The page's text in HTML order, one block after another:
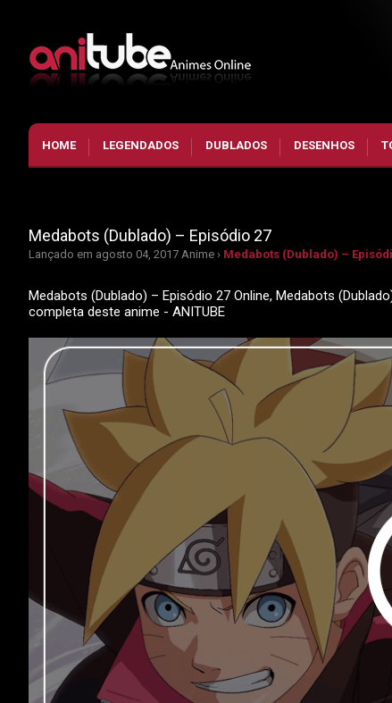
HOME LEGENDADOS DUBLADOS DESENHOS
Medabots (Dublado) – Episódio 27
Lançado em agosto 04, 2017 Anime › Medabots (Dublado) –
Medabots (Dublado) – Episódio 27 Online, Medabots
completa deste anime - ANITUBE